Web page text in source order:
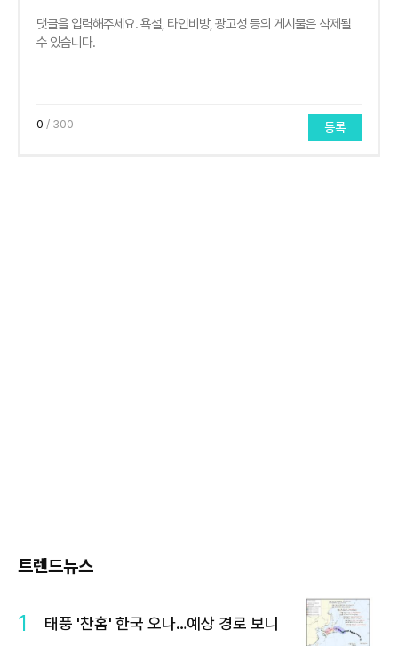
0 / 300 등록
트렌드뉴스
1 태풍 '찬홈' 한국 오나…예상 경로 보니